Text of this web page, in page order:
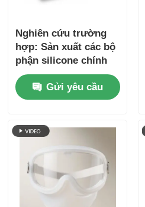
Nghiên cứu trường
hợp: Sản xuất các bộ
phận silicone chính
xác cao với công
nghệ LSRGửi yêu cầu